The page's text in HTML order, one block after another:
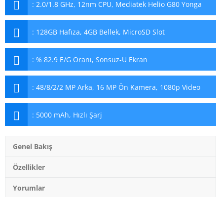
: 2.0/1.8 GHz, 12nm CPU, Mediatek Helio G80 Yonga
: 128GB Hafıza, 4GB Bellek, MicroSD Slot
: % 82.9 E/G Oranı, Sonsuz-U Ekran
: 48/8/2/2 MP Arka, 16 MP Ön Kamera, 1080p Video
: 5000 mAh, Hızlı Şarj
Genel Bakış
Özellikler
Yorumlar